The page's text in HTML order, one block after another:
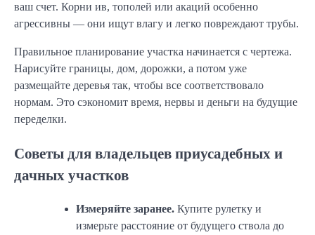
ваш счет. Корни ив, тополей или акаций особенно
агрессивны — они ищут влагу и легко повреждают трубы.
Правильное планирование участка начинается с чертежа.
Нарисуйте границы, дом, дорожки, а потом уже
размещайте деревья так, чтобы все соответствовало
нормам. Это сэкономит время, нервы и деньги на будущие
переделки.
Советы для владельцев приусадебных и
дачных участков
Измеряйте заранее. Купите рулетку и
измерьте расстояние от будущего ствола до